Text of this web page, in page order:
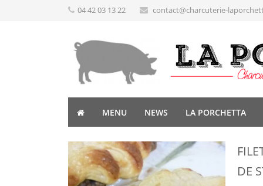
04 42 03 13 22 contact@charcuterie-
MENU NEWS LA PORCHETTA
DE